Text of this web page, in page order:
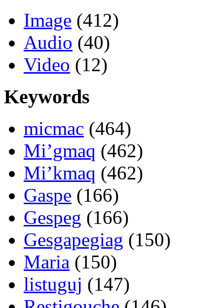
Image (412)
Audio (40)
Video (12)
Keywords
micmac (464)
Mi’gmaq (462)
Mi’kmaq (462)
Gaspe (166)
Gespeg (166)
Gesgapegiag (150)
Maria (150)
listuguj (147)